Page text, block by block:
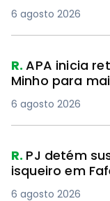
6 agosto 2026
R.APA inicia
Minho para
6 agosto 2026
R. PJ detém
isqueiro em
6 agosto 2026